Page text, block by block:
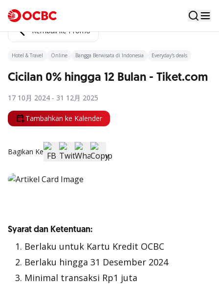
Kembali ke Promo
Hotel & Travel Online Bangga Berwisata di Indonesia Everyday's deals
Cicilan 0% hingga 12 Bulan - Tiket.com
17 10月 2024 - 31 12月 2025
Tambahkan ke Kalender
Bagikan Ke
Syarat dan Ketentuan:
Berlaku untuk Kartu Kredit OCBC
Berlaku hingga 31 Desember 2024
Minimal transaksi Rp1 juta